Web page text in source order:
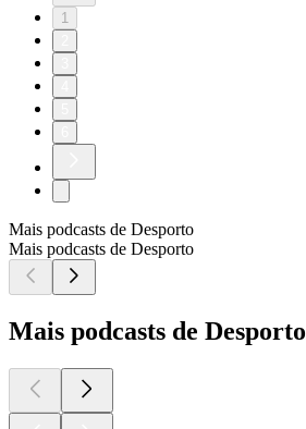
1
Mais podcasts de Desporto
Mais podcasts de Desporto
Mais podcasts de Desporto